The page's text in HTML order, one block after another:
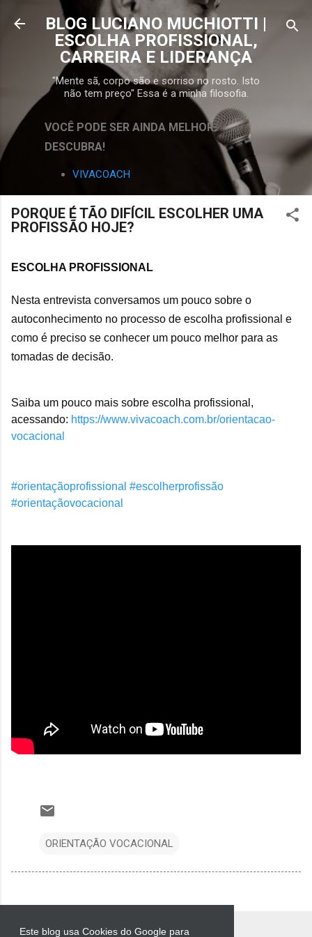
Este blog usa Cookies do Google para
Pular para o conteúdo principal
BLOG LUCIANO MUCHIOTTI |
ESCOLHA PROFISSIONAL,
CARREIRA E LIDERANÇA
"Mente sã, corpo são e sorriso no rosto. Isto
não tem preço" Essa é a minha filosofia.
VOCÊ PODE SER AINDA MELHOR.
DESCUBRA!
VIVACOACH
PORQUE É TÃO DIFÍCIL ESCOLHER UMA
PROFISSÃO HOJE?
ESCOLHA PROFISSIONAL
Nesta entrevista conversamos um pouco sobre o
autoconhecimento no processo de escolha profissional e
como é preciso se conhecer um pouco melhor para as
tomadas de decisão.
Saiba um pouco mais sobre escolha profissional,
acessando: https://www.vivacoach.com.br/orientacao-
vocacional
#orientaçãoprofissional #escolherprofissão
#orientaçãovocacional
ORIENTAÇÃO VOCACIONAL